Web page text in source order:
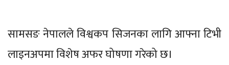
सामसङ नेपालले विश्वकप सिजनका लागि आफ्ना टिभी
लाइनअपमा विशेष अफर घोषणा गरेको छ।